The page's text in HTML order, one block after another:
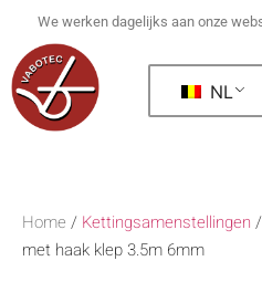
We werken dagelijks aan onze
NL
Home / Kettingsamenstellingen /
met haak klep 3.5m 6mm